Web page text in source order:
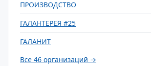
ПРОИЗВОДСТВО
ГАЛАНТЕРЕЯ #25
ГАЛАНИТ
Все 46 организаций →